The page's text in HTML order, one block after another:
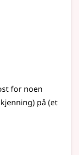
for noen
på (et